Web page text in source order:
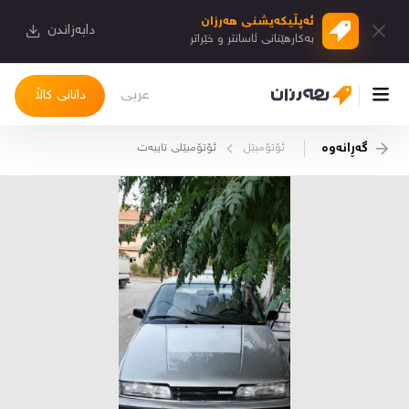
ئەپڵیكەیشنی هەرزان
بەكارهێنانی ئاسانتر و خێراتر دابەزاندن
دانانی کاڵا عربی
دیاریکراوەکانم
دوا بینراوەکان
گەڕانەوە ئۆتۆمبێل ئۆتۆمبێلی تایبه‌ت